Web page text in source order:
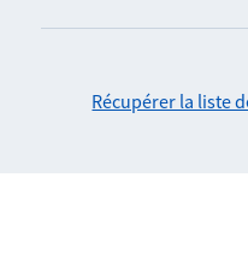
Récupérer la liste